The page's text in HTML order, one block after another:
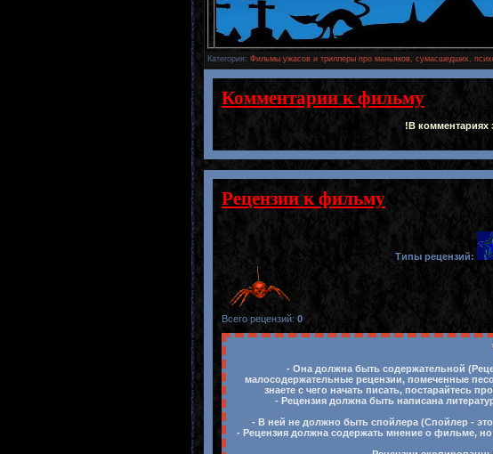
Категория: Фильмы ужасов и триллеры про маньяков, сумасшедших,
Комментарии к фильму
!В
Рецензии к фильму
Типы рецензий:
Всего рецензий: 0
- Она должна быть содержательной
малосодержательные рецензии, помеченные
знаете с чего начать писать, постарайтесь
- Рецензия должна быть написана
- В ней не должно быть спойлера (Спойлер -
- Рецензия должна содержать мнение о фильме,